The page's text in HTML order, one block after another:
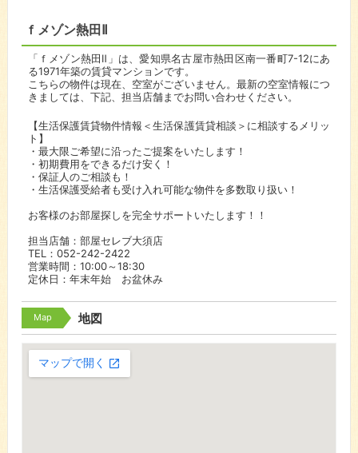
ｆメゾン熱田Ⅱ
「ｆメゾン熱田Ⅱ」は、愛知県名古屋市熱田区南一番町7-12にあ
る1971年築の賃貸マンションです。
こちらの物件は現在、空室がございません。最新の空室情報につ
きましては、下記、担当店舗までお問い合わせください。
【生活保護賃貸物件情報＜生活保護賃貸相談＞に相談するメリッ
ト】
・最大限ご希望に沿ったご提案をいたします！
・初期費用をできるだけ安く！
・保証人のご相談も！
・生活保護受給者も受け入れ可能な物件を多数取り扱い！
お客様のお部屋探しを完全サポートいたします！！
担当店舗：部屋セレブ大須店
TEL：052-242-2422
営業時間：10:00～18:30
定休日：年末年始 お盆休み
Map 地図